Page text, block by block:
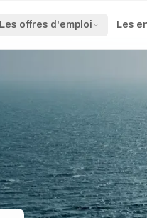
Les offres d'emploi Les